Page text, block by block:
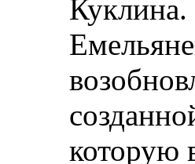
Куклина.
которую